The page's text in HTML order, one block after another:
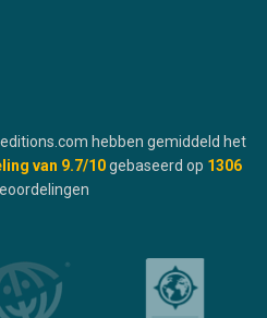
hebben gemiddeld het
van 9.7/10 gebaseerd op 1306